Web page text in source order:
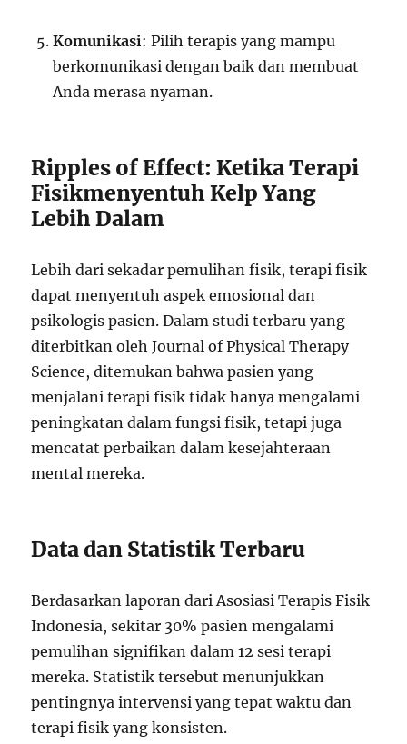
Komunikasi: Pilih terapis yang mampu
berkomunikasi dengan baik dan membuat
Anda merasa nyaman.
Ripples of Effect: Ketika Terapi
Fisikmenyentuh Kelp Yang
Lebih Dalam
Lebih dari sekadar pemulihan fisik, terapi fisik
dapat menyentuh aspek emosional dan
psikologis pasien. Dalam studi terbaru yang
diterbitkan oleh Journal of Physical Therapy
Science, ditemukan bahwa pasien yang
menjalani terapi fisik tidak hanya mengalami
peningkatan dalam fungsi fisik, tetapi juga
mencatat perbaikan dalam kesejahteraan
mental mereka.
Data dan Statistik Terbaru
Berdasarkan laporan dari Asosiasi Terapis Fisik
Indonesia, sekitar 30% pasien mengalami
pemulihan signifikan dalam 12 sesi terapi
mereka. Statistik tersebut menunjukkan
pentingnya intervensi yang tepat waktu dan
terapi fisik yang konsisten.